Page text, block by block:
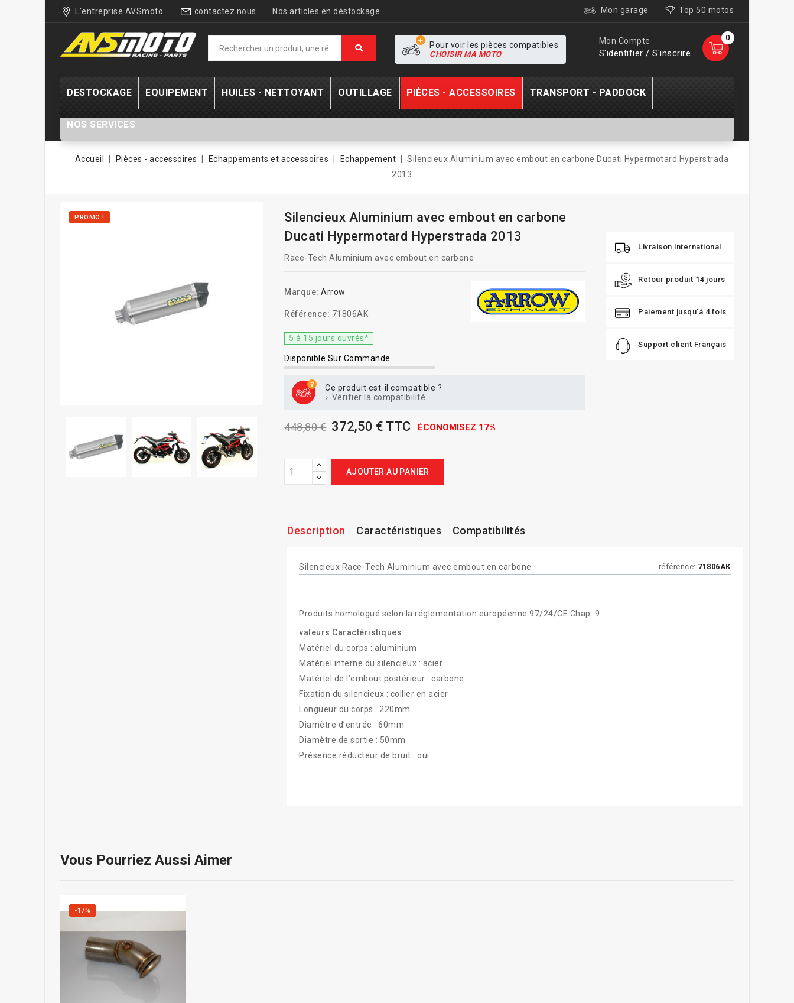
L'entreprise AVSmoto contactez nous Nos articles en déstockage Mon garage Top 50 motos
0
Mon Compte
S'identifier / S'inscrire
Pour voir les pièces compatibles
CHOISIR MA MOTO
DESTOCKAGE EQUIPEMENT HUILES - NETTOYANT OUTILLAGE PIÈCES - ACCESSOIRES TRANSPORT - PADDOCK
NOS SERVICES
Accueil Pièces - accessoires Echappements et accessoires Echappement
Silencieux Aluminium avec embout en carbone Ducati Hypermotard Hyperstrada
2013
PROMO !
Silencieux Aluminium avec embout en carbone
Ducati Hypermotard Hyperstrada 2013
Race-Tech Aluminium avec embout en carbone
Marque: Arrow
Référence: 71806AK
5 à 15 jours ouvrés*
Disponible Sur Commande
Ce produit est-il compatible ?
Vérifier la compatibilité
448,80 € 372,50 € TTC ÉCONOMISEZ 17%
AJOUTER AU PANIER
Livraison international
Retour produit 14 jours
Paiement jusqu'à 4 fois
Support client Français
Description Caractéristiques Compatibilités
référence: 71806AK
Silencieux Race-Tech Aluminium avec embout en carbone
Produits homologué selon la réglementation européenne 97/24/CE Chap. 9
valeurs Caractéristiques
Matériel du corps : aluminium
Matériel interne du silencieux : acier
Matériel de l’embout postérieur : carbone
Fixation du silencieux : collier en acier
Longueur du corps : 220mm
Diamètre d’entrée : 60mm
Diamètre de sortie : 50mm
Présence réducteur de bruit : oui
Vous Pourriez Aussi Aimer
-17%